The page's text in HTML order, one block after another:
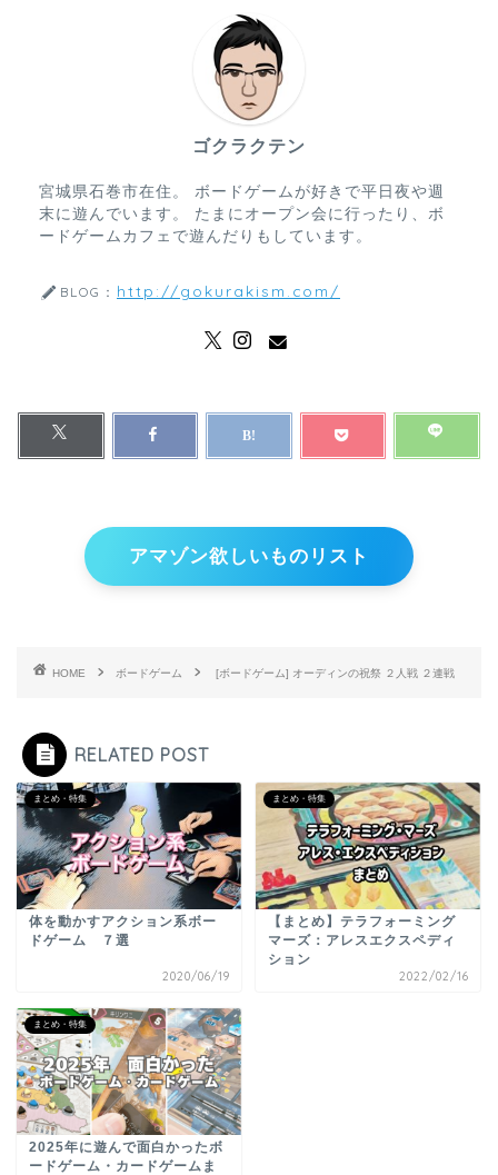
ゴクラクテン
宮城県石巻市在住。 ボードゲームが好きで平日夜や週
末に遊んでいます。 たまにオープン会に行ったり、ボ
ードゲームカフェで遊んだりもしています。
BLOG： http://gokurakism.com/
アマゾン欲しいものリスト
HOME ボードゲーム [ボードゲーム] オーディンの祝祭 ２人戦 ２連戦
RELATED POST
まとめ・特集
体を動かすアクション系ボー
ドゲーム ７選
2020/06/19
まとめ・特集
【まとめ】テラフォーミング
マーズ：アレスエクスペディ
ション
2022/02/16
まとめ・特集
2025年に遊んで面白かったボ
ードゲーム・カードゲームま